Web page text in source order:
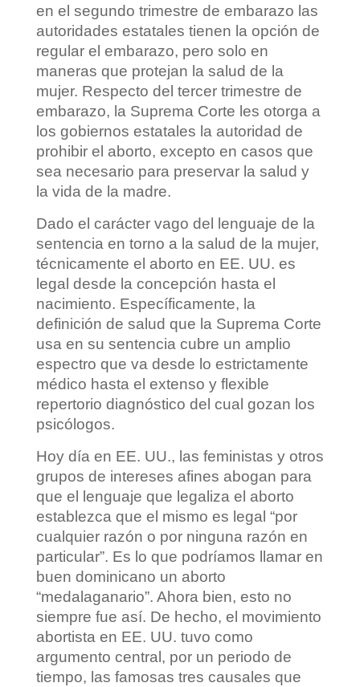
en el segundo trimestre de embarazo las
autoridades estatales tienen la opción de
regular el embarazo, pero solo en
maneras que protejan la salud de la
mujer. Respecto del tercer trimestre de
embarazo, la Suprema Corte les otorga a
los gobiernos estatales la autoridad de
prohibir el aborto, excepto en casos que
sea necesario para preservar la salud y
la vida de la madre.
Dado el carácter vago del lenguaje de la
sentencia en torno a la salud de la mujer,
técnicamente el aborto en EE. UU. es
legal desde la concepción hasta el
nacimiento. Específicamente, la
definición de salud que la Suprema Corte
usa en su sentencia cubre un amplio
espectro que va desde lo estrictamente
médico hasta el extenso y flexible
repertorio diagnóstico del cual gozan los
psicólogos.
Hoy día en EE. UU., las feministas y otros
grupos de intereses afines abogan para
que el lenguaje que legaliza el aborto
establezca que el mismo es legal “por
cualquier razón o por ninguna razón en
particular”. Es lo que podríamos llamar en
buen dominicano un aborto
“medalaganario”. Ahora bien, esto no
siempre fue así. De hecho, el movimiento
abortista en EE. UU. tuvo como
argumento central, por un periodo de
tiempo, las famosas tres causales que